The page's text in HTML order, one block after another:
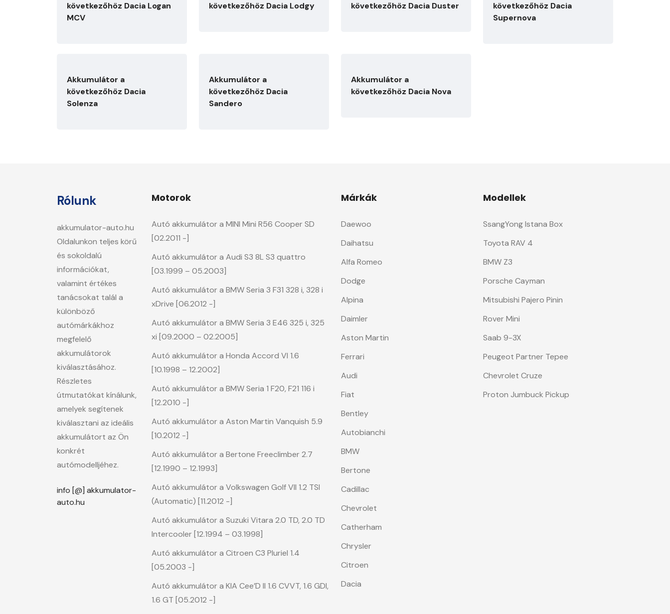
következőhöz Dacia Logan
MCV
következőhöz Dacia Lodgy
következőhöz Dacia Duster
következőhöz Dacia
Supernova
Akkumulátor a
következőhöz Dacia
Solenza
Akkumulátor a
következőhöz Dacia
Sandero
Akkumulátor a
következőhöz Dacia Nova
Rólunk
akkumulator-auto.hu
Oldalunkon teljes körű
és sokoldalú
információkat,
valamint értékes
tanácsokat talál a
különböző
autómárkákhoz
megfelelő
akkumulátorok
kiválasztásához.
Részletes
útmutatókat kínálunk,
amelyek segítenek
kiválasztani az ideális
akkumulátort az Ön
konkrét
autómodelljéhez.
info [@] akkumulator-
auto.hu
Motorok
Autó akkumulátor a MINI Mini R56 Cooper SD
[02.2011 -]
Autó akkumulátor a Audi S3 8L S3 quattro
[03.1999 – 05.2003]
Autó akkumulátor a BMW Seria 3 F31 328 i, 328 i
xDrive [06.2012 -]
Autó akkumulátor a BMW Seria 3 E46 325 i, 325
xi [09.2000 – 02.2005]
Autó akkumulátor a Honda Accord VI 1.6
[10.1998 – 12.2002]
Autó akkumulátor a BMW Seria 1 F20, F21 116 i
[12.2010 -]
Autó akkumulátor a Aston Martin Vanquish 5.9
[10.2012 -]
Autó akkumulátor a Bertone Freeclimber 2.7
[12.1990 – 12.1993]
Autó akkumulátor a Volkswagen Golf VII 1.2 TSI
(Automatic) [11.2012 -]
Autó akkumulátor a Suzuki Vitara 2.0 TD, 2.0 TD
Intercooler [12.1994 – 03.1998]
Autó akkumulátor a Citroen C3 Pluriel 1.4
[05.2003 -]
Autó akkumulátor a KIA Cee’D II 1.6 CVVT, 1.6 GDI,
1.6 GT [05.2012 -]
Márkák
Daewoo
Daihatsu
Alfa Romeo
Dodge
Alpina
Daimler
Aston Martin
Ferrari
Audi
Fiat
Bentley
Autobianchi
BMW
Bertone
Cadillac
Chevrolet
Catherham
Chrysler
Citroen
Dacia
Modellek
SsangYong Istana Box
Toyota RAV 4
BMW Z3
Porsche Cayman
Mitsubishi Pajero Pinin
Rover Mini
Saab 9-3X
Peugeot Partner Tepee
Chevrolet Cruze
Proton Jumbuck Pickup